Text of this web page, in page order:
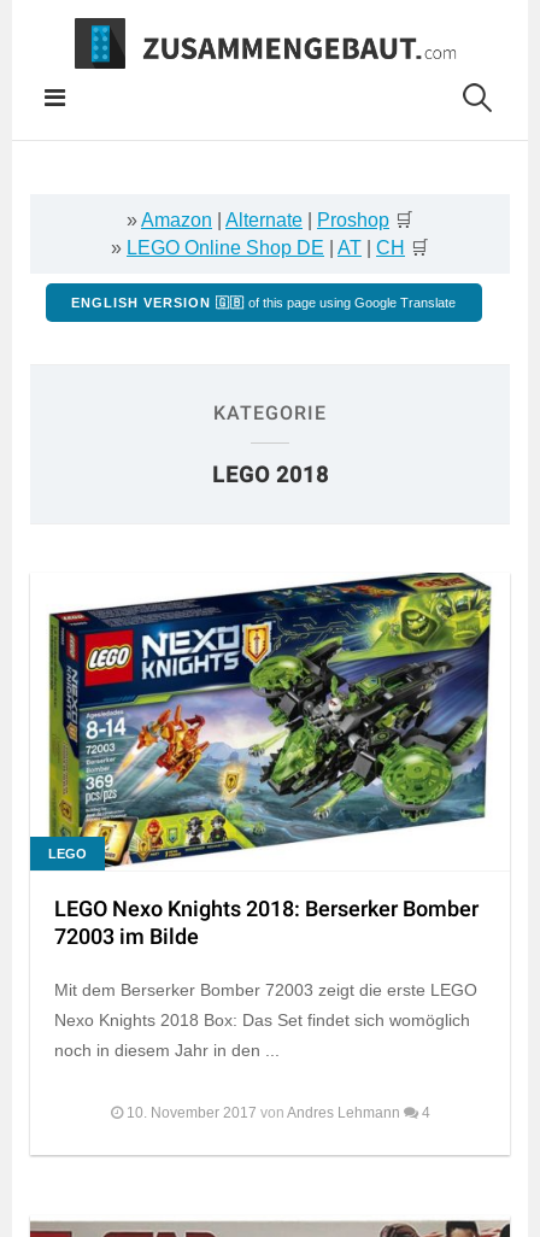
Springe
Inhalt
»Amazon Alternate Proshop 🛒
» LEGO Online Shop DE AT CH 🛒
ENGLISH VERSION 🇬🇧 of this page using Google Translate
KATEGORIE
LEGO 2018
LEGO
LEGO Nexo Knights 2018: Berserker Bomber
72003 im Bilde
Mit dem Berserker Bomber 72003 zeigt die erste LEGO
Nexo Knights 2018 Box: Das Set findet sich womöglich
noch in diesem Jahr in den ...
10. November 2017 von Andres Lehmann 4